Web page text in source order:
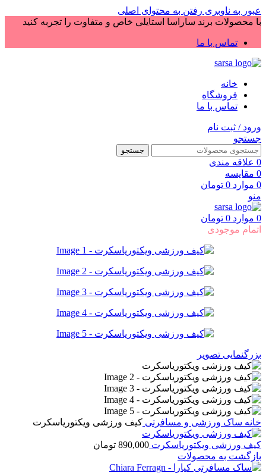
عبور به ناوبری رفتن به محتوای اصلی
با محصولات برند ساراسا استایلی خاص و متفاوت را تجربه کنید
تماس با ما
خانه
فروشگاه
تماس با ما
ورود / ثبت نام
جستجو
جستجو
0 علاقه مندی
0 مقایسه
0 موارد 0 تومان
منو
0 موارد 0 تومان
اتمام موجودی
بزرگنمایی تصویر
خانه ساک ورزشی و مسافرتی کیف ورزشی ویکتوریاسکرت
کیف ورزشی ویکتوریاسکرت 890,000 تومان
بازگشت به محصولات